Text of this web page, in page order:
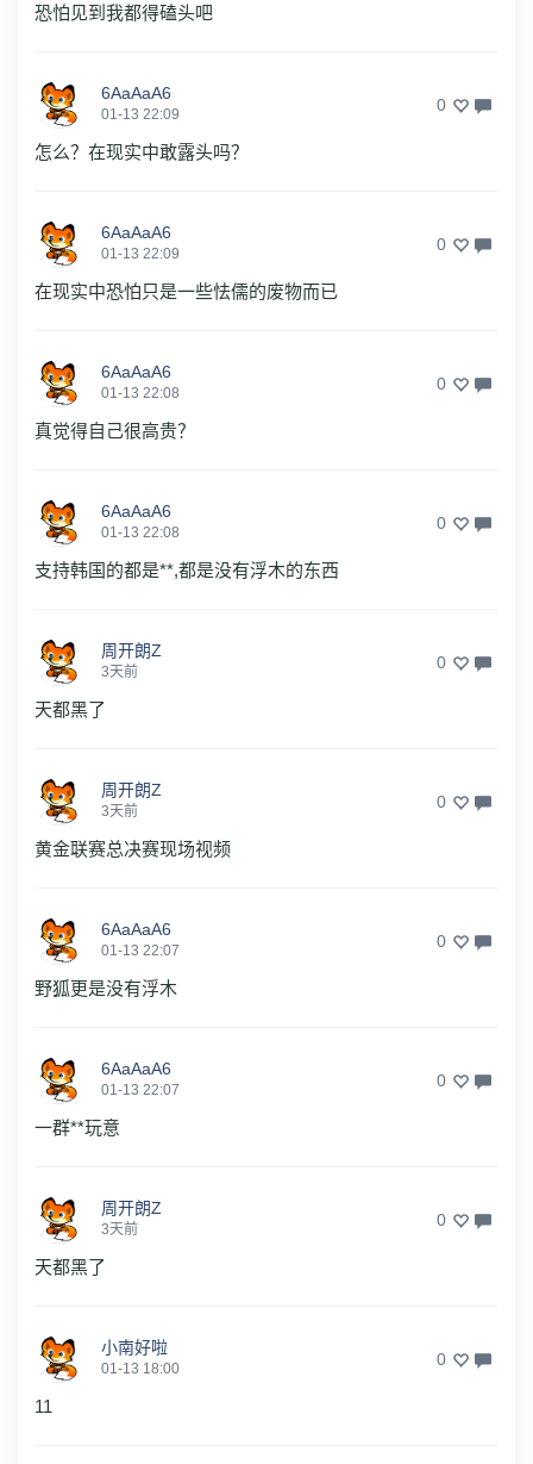
恐怕见到我都得磕头吧
6AaAaA6
01-13 22:09 0
怎么？在现实中敢露头吗？
6AaAaA6
01-13 22:09 0
在现实中恐怕只是一些怯儒的废物而已
6AaAaA6
01-13 22:08 0
真觉得自己很高贵？
6AaAaA6
01-13 22:08 0
支持韩国的都是**,都是没有浮木的东西
周开朗Z
3天前 0
天都黑了
周开朗Z
3天前 0
黄金联赛总决赛现场视频
6AaAaA6
01-13 22:07 0
野狐更是没有浮木
6AaAaA6
01-13 22:07 0
一群**玩意
周开朗Z
3天前 0
天都黑了
小南好啦
01-13 18:00 0
11